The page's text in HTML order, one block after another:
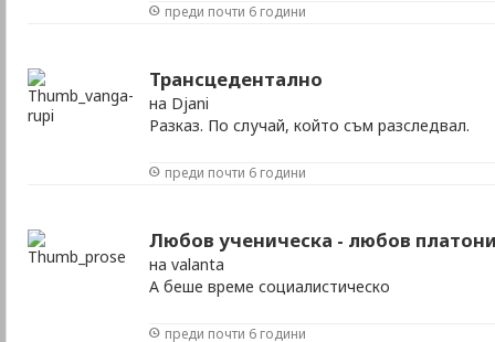
преди почти 6 години
Трансцедентално
на Djani
Разказ. По случай, който съм разследвал.
преди почти 6 години
Любов ученическа - любов
на valanta
А беше време социалистическо
преди почти 6 години